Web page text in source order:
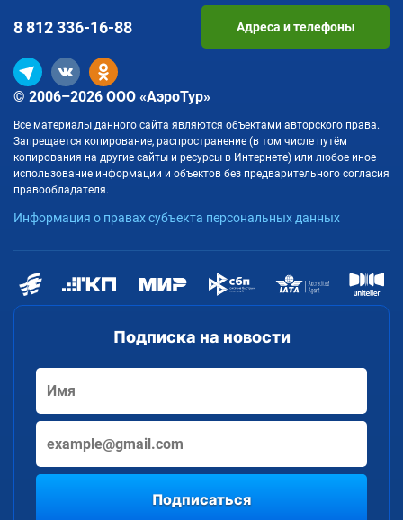
Подписка на новости
Подписаться
© 2006–2026 ООО «АэроТур»
Все материалы данного сайта являются объектами авторского права.
Запрещается копирование, распространение (в том числе путём
копирования на другие сайты и ресурсы в Интернете) или любое иное
использование информации и объектов без предварительного согласия
правообладателя.
Информация о правах субъекта персональных данных
8 812336-16-88 Адреса и телефоны